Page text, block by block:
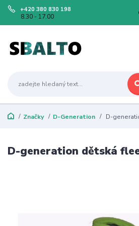
+420 380 830 198
8.30 - 17.00
Značky D-Generation D-
D-generation dětská